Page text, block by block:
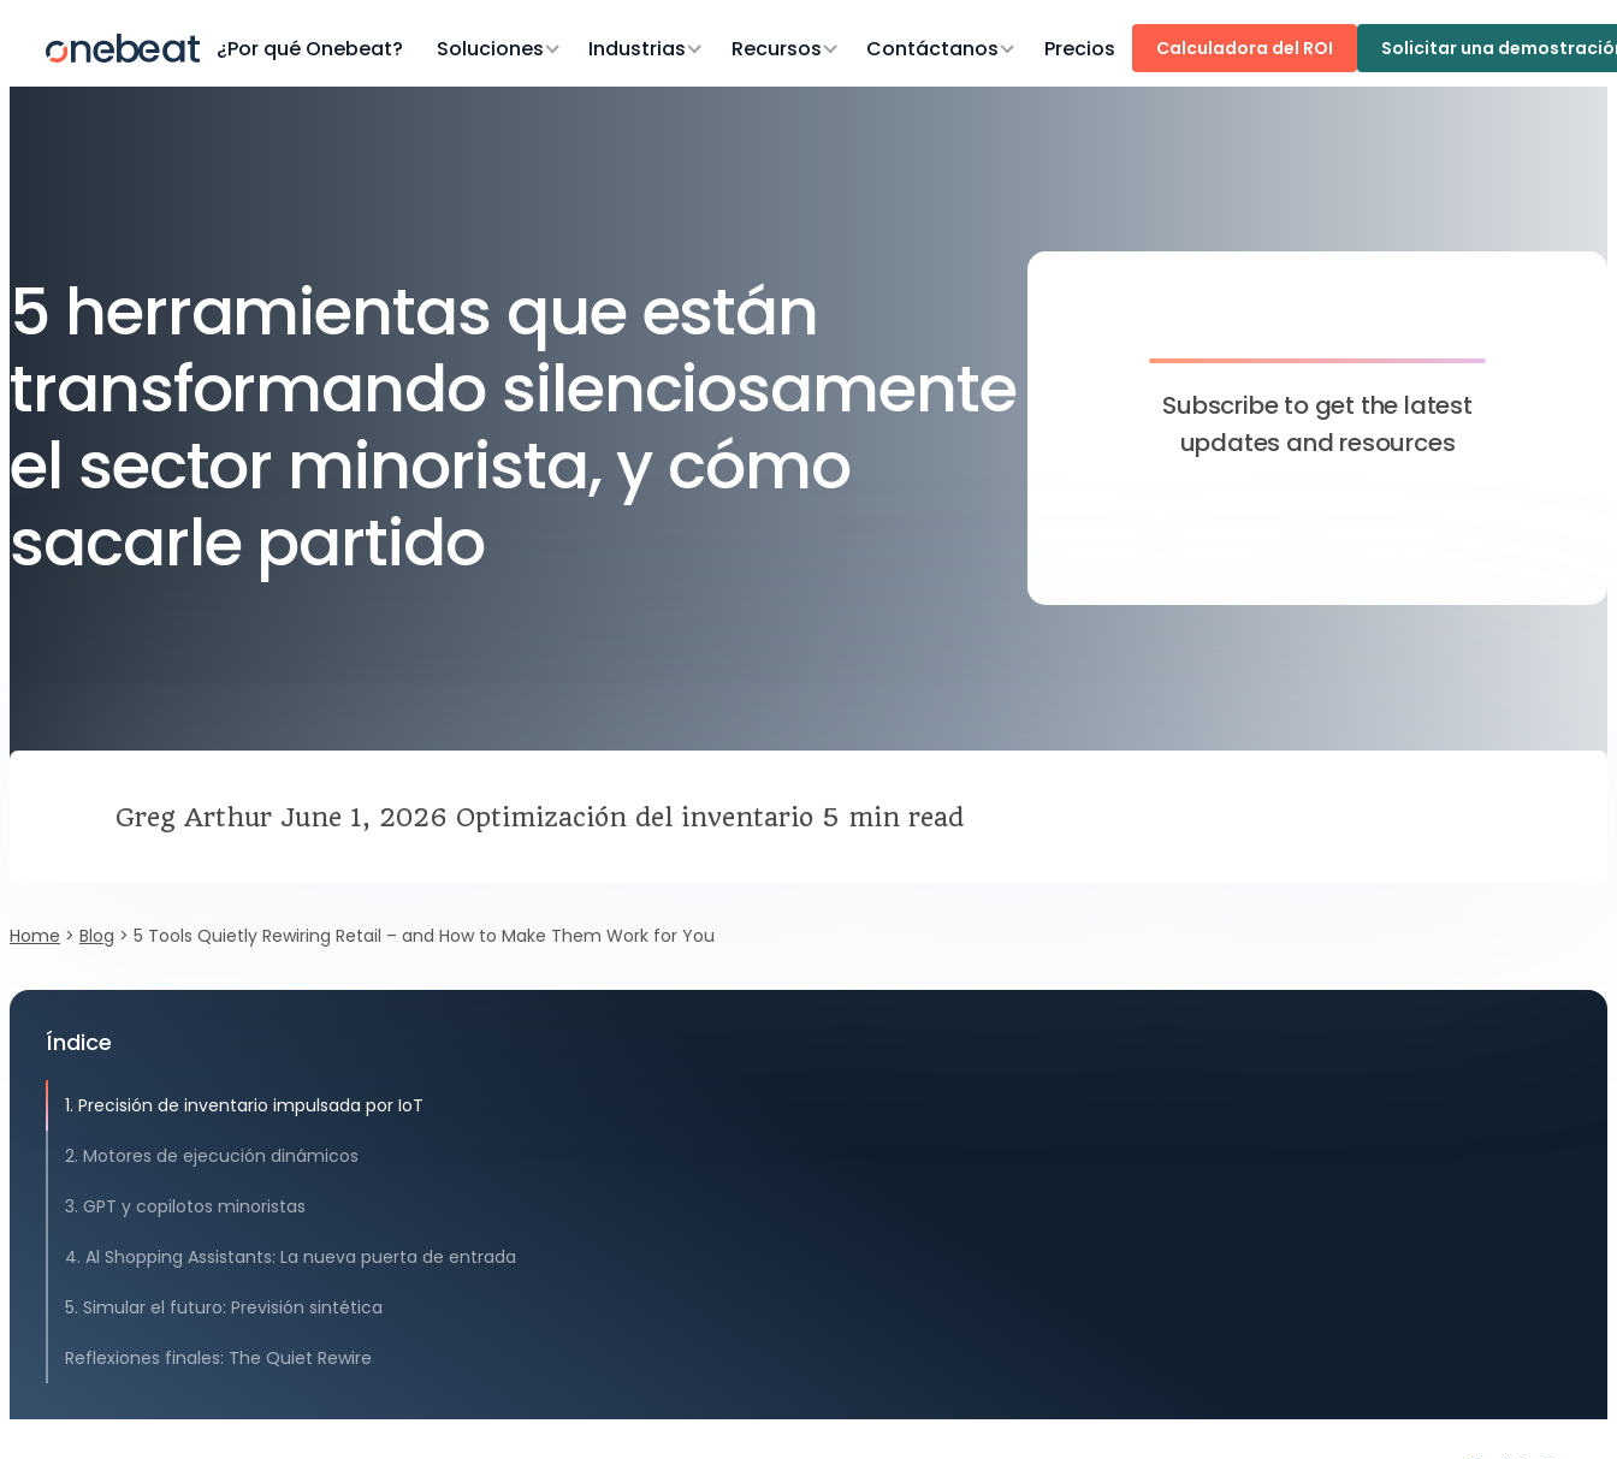
¿Por qué Onebeat? Soluciones Industrias Recursos Contáctanos Precios Calculadora del ROI Solicitar una
5 herramientas que están
transformando silenciosamente
el sector minorista, y cómo
sacarle partido
Subscribe to get the latest
updates and resources
Greg Arthur June 1, 2026 Optimización del inventario 5 min read
Home > Blog > 5 Tools Quietly Rewiring Retail – and How to Make Them Work for You
Índice
1. Precisión de inventario impulsada por IoT
2. Motores de ejecución dinámicos
3. GPT y copilotos minoristas
4. Al Shopping Assistants: La nueva puerta de entrada
5. Simular el futuro: Previsión sintética
Reflexiones finales: The Quiet Rewire